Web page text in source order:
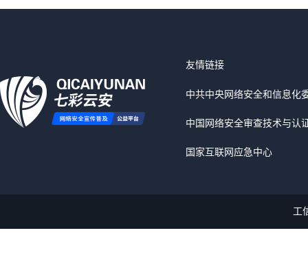
友情链接
中共中央网络安全和信息化
中国网络安全审查技术与认
国家互联网应急中心
工